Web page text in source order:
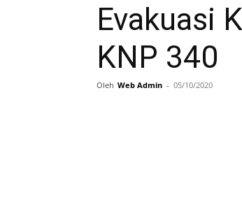
Evakuasi
KNP 340
Oleh Web Admin - 05/10/2020